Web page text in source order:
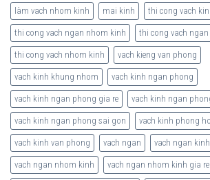
làm vach nhom kinh mai kinh thi cong vach
thi cong vach ngan nhom kinh thi cong vach
thi cong vach nhom kinh vach kieng van phong
vach kinh khung nhom vach kinh ngan phong
vach kinh ngan phong gia re vach kinh ngan
vach kinh ngan phong sai gon vach kinh phong
vach kinh van phong vach ngan vach ngan
vach ngan nhom kinh vach ngan nhom kinh gia re